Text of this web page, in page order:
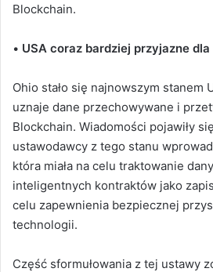
Blockchain.
• USA coraz bardziej przyjazne
Ohio stało się najnowszym stanem
uznaje dane przechowywane i
Blockchain. Wiadomości pojawiły
ustawodawcy z tego stanu
która miała na celu traktowanie
inteligentnych kontraktów jako
celu zapewnienia bezpiecznej
technologii.
Część sformułowania z tej ustawy